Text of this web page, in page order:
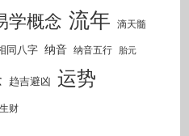
学概念 流年 滴天髓
同八字 纳音 纳音五行 胎元
趋吉避凶 运势
财